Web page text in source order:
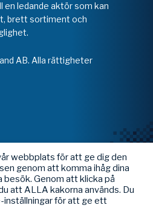
en ledande aktör som kan
brett sortiment och
AB. Alla rättigheter
webbplats för att ge dig den
genom att komma ihåg dina
Genom att klicka på
att ALLA kakorna används. Du
inställningar för att ge ett